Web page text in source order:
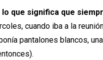
que significa que
cuando iba a la
pantalones blancos,